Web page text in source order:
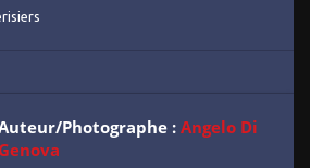
Photographe : Angelo Di
Genova